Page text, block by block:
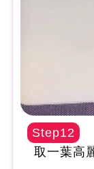
Step12
取一葉高